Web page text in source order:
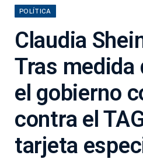
POLÍTICA
Claudia
Tras medida
el gobierno
contra el
tarjeta